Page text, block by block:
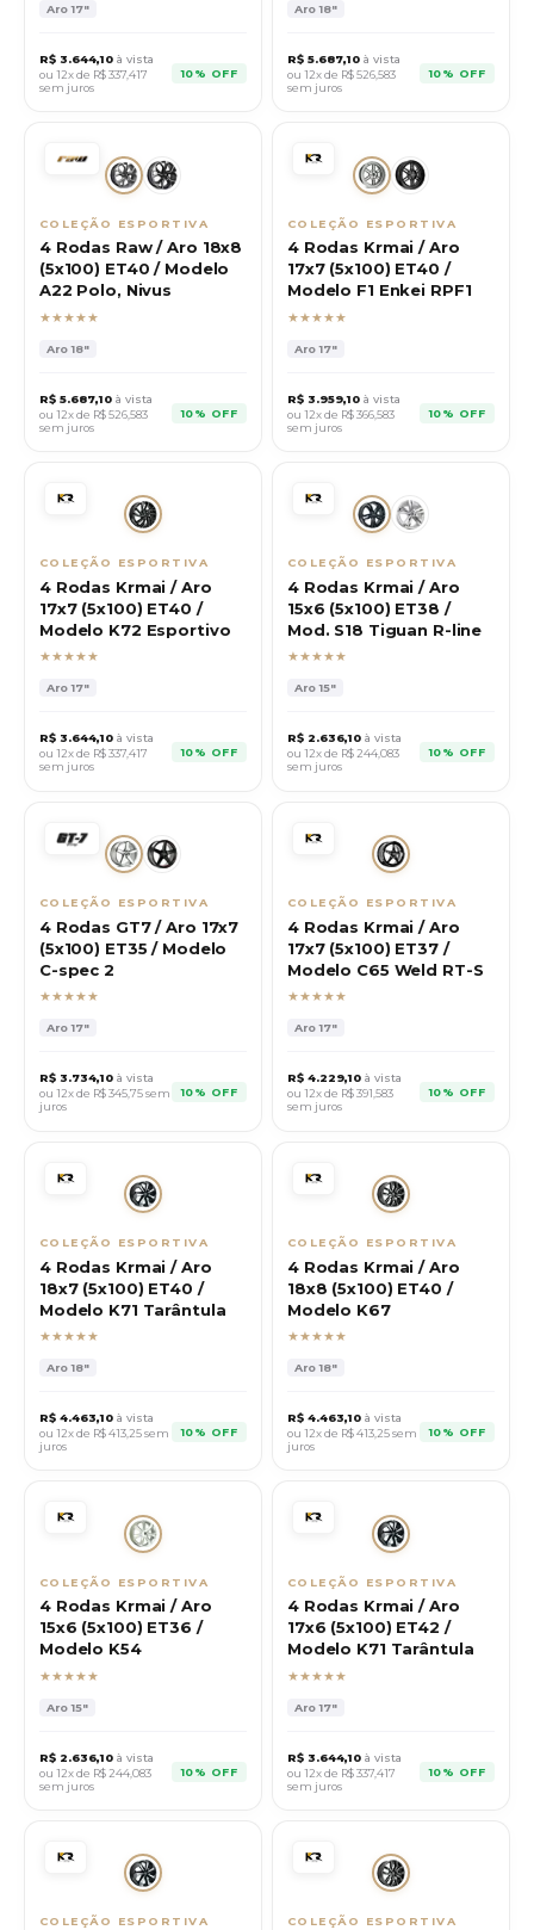
Aro17"
R$ 3.644,10 à vista
ou 12x de R$337,417
sem juros
10% OFF
Aro18"
R$ 5.687,10 à vista
ou 12x de R$526,583
sem juros
10% OFF
COLEÇÃO ESPORTIVA
4 Rodas Raw / Aro 18x8
(5x100) ET40 / Modelo
A22 Polo, Nivus
★★★★★
Aro18"
R$ 5.687,10 à vista
ou 12x de R$526,583
sem juros
10% OFF
COLEÇÃO ESPORTIVA
4 Rodas Krmai / Aro
17x7 (5x100) ET40 /
Modelo F1 Enkei RPF1
★★★★★
Aro17"
R$ 3.959,10 à vista
ou 12x de R$366,583
sem juros
10% OFF
COLEÇÃO ESPORTIVA
4 Rodas Krmai / Aro
17x7 (5x100) ET40 /
Modelo K72 Esportivo
★★★★★
Aro17"
R$ 3.644,10 à vista
ou 12x de R$337,417
sem juros
10% OFF
COLEÇÃO ESPORTIVA
4 Rodas Krmai / Aro
15x6 (5x100) ET38 /
Mod. S18 Tiguan R-line
★★★★★
Aro15"
R$ 2.636,10 à vista
ou 12x de R$244,083
sem juros
10% OFF
COLEÇÃO ESPORTIVA
4 Rodas GT7 / Aro 17x7
(5x100) ET35 / Modelo
C-spec 2
★★★★★
Aro17"
R$ 3.734,10 à vista
ou 12x de R$345,75sem
juros
10% OFF
COLEÇÃO ESPORTIVA
4 Rodas Krmai / Aro
17x7 (5x100) ET37 /
Modelo C65 Weld RT-S
★★★★★
Aro17"
R$ 4.229,10 à vista
ou 12x de R$391,583
sem juros
10% OFF
COLEÇÃO ESPORTIVA
4 Rodas Krmai / Aro
18x7 (5x100) ET40 /
Modelo K71 Tarântula
★★★★★
Aro18"
R$ 4.463,10 à vista
ou 12x de R$413,25sem
juros
10% OFF
COLEÇÃO ESPORTIVA
4 Rodas Krmai / Aro
18x8 (5x100) ET40 /
Modelo K67
★★★★★
Aro18"
R$ 4.463,10 à vista
ou 12x de R$413,25sem
juros
10% OFF
COLEÇÃO ESPORTIVA
4 Rodas Krmai / Aro
15x6 (5x100) ET36 /
Modelo K54
★★★★★
Aro15"
R$ 2.636,10 à vista
ou 12x de R$ 244,083
sem juros
10% OFF
COLEÇÃO ESPORTIVA
4 Rodas Krmai / Aro
17x6 (5x100) ET42 /
Modelo K71 Tarântula
★★★★★
Aro17"
R$ 3.644,10 à vista
ou 12x de R$337,417
sem juros
10% OFF
COLEÇÃO ESPORTIVA COLEÇÃO ESPORTIVA